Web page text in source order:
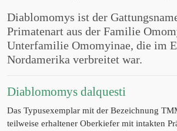
Diablomomys ist der
Primatenart aus der Familie
Unterfamilie Omomyinae, die im
Nordamerika verbreitet war.
Diablomomys dalquesti
Das Typusexemplar mit der Bezeichnung
teilweise erhaltener Oberkiefer mit intakten